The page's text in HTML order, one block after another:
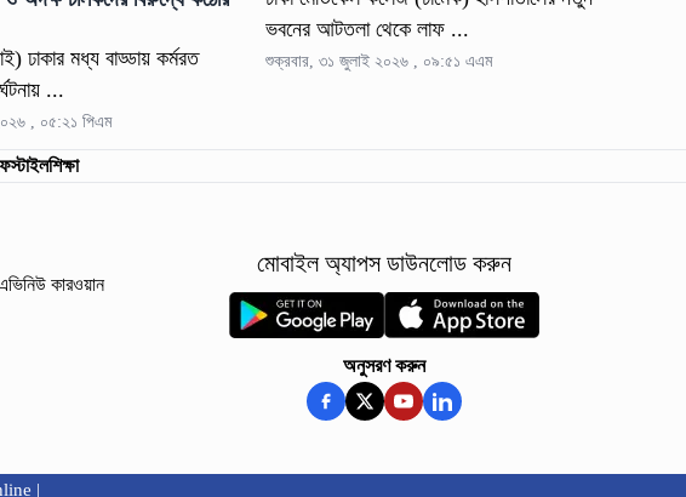
ঢাকার মধ্য বাড্ডায় কর্মরত
...
, ০৫:২১ পিএম
ভবনের আটতলা থেকে লাফ ...
শুক্রবার, ৩১ জুলাই ২০২৬ , ০৯:৫১ এএম
শিক্ষা
কারওয়ান
মোবাইল অ্যাপস ডাউনলোড করুন
অনুসরণ করুন
|